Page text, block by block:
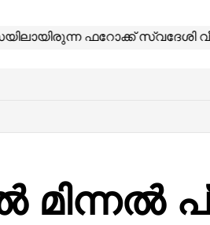
മിന്നൽ